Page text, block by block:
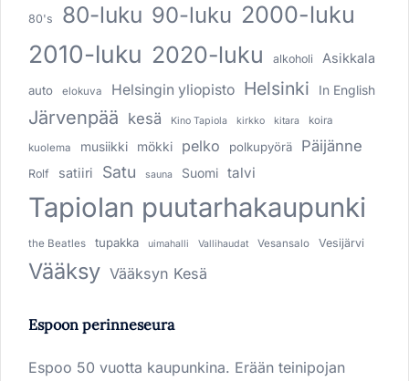
80's 80-luku 90-luku 2000-luku
2010-luku 2020-luku alkoholi Asikkala
auto elokuva Helsingin yliopisto Helsinki In English
Järvenpää kesä Kino Tapiola kirkko kitara koira
kuolema musiikki mökki pelko polkupyörä Päijänne
Rolf satiiri Satu sauna Suomi talvi
Tapiolan puutarhakaupunki
the Beatles tupakka uimahalli Vallihaudat Vesansalo Vesijärvi
Vääksy Vääksyn Kesä
Espoon perinneseura
Espoo 50 vuotta kaupunkina. Erään teinipojan